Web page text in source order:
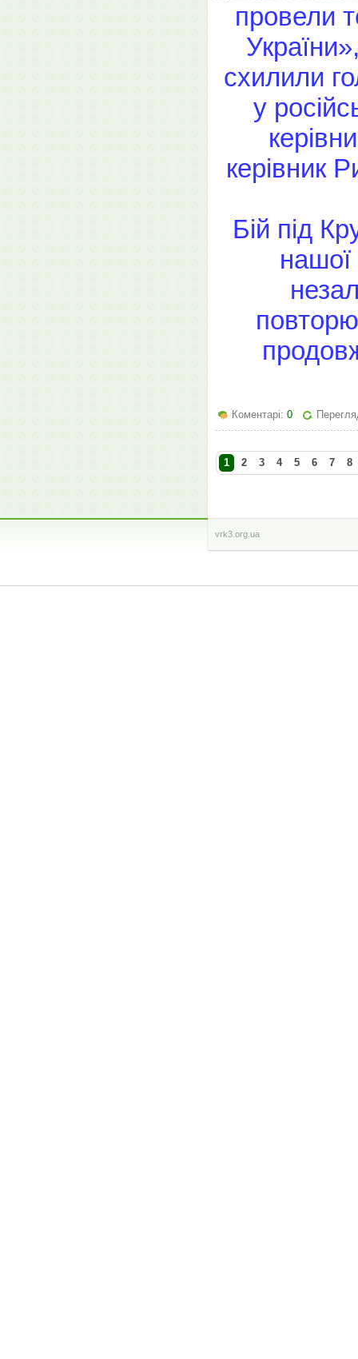
провели
схилили
у
керівник
Бій під
нашої
Коментарі: 0
1 2 3 4 5 6 7 8
vrk3.org.ua